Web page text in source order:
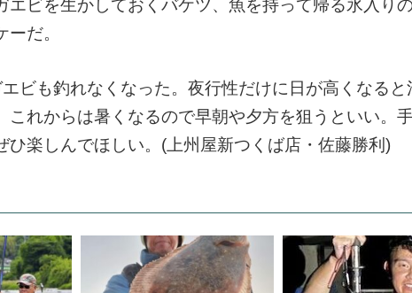
ビを生かしておくバケツ、魚を持って帰る氷入り
だ。
ビも釣れなくなった。夜行性だけに日が高くなると
れからは暑くなるので早朝や夕方を狙うといい。
楽しんでほしい。(上州屋新つくば店・佐藤勝利)